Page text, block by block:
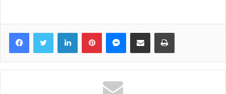
FacebookTwitter LinkedInPinterestMessenger
Share via Email Print